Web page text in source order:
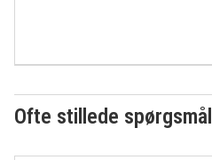
Ofte stillede spørgsmål